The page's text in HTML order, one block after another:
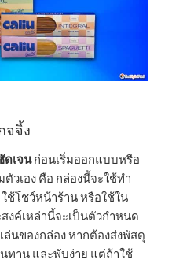
จจิ้ง
ดเจนก่อนเริ่มออกแบบหรือ
วเอง คือ กล่องนี้จะใช้ทำ
ช้โชว์หน้าร้าน หรือใช้ใน
งค์เหล่านี้จะเป็นตัวกำหนด
ล่นของกล่อง หากต้องส่งพัสดุ
ทาน และพับง่าย แต่ถ้าใช้